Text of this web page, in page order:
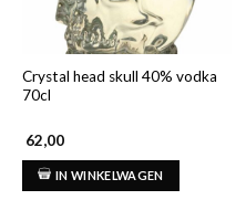
Crystal head skull 40% vodka
70cl
62,00
IN WINKELWAGEN